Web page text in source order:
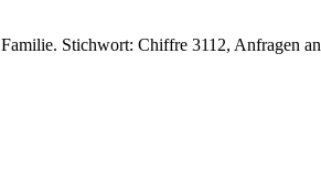
Stichwort: Chiffre 3112, Anfragen an